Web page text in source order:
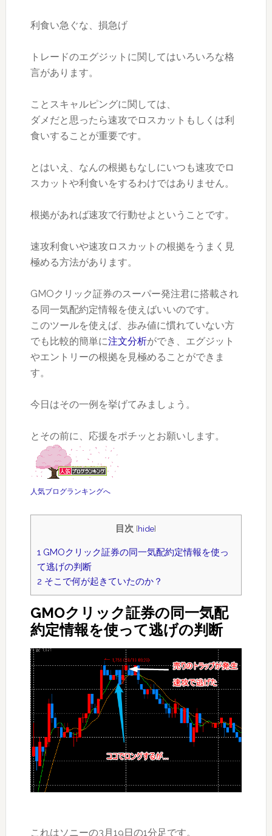
利食い急ぐな、損急げ
トレードのエグジットに関してはいろいろな格
言があります。
ことスキャルピングに関しては、
ダメだと思ったら速攻でロスカットもしくは利
食いすることが重要です。
とはいえ、なんの根拠もなしにいつも速攻でロ
スカットや利食いをするわけではありません。
根拠があれば速攻で行動せよということです。
速攻利食いや速攻ロスカットの根拠をうまく見
極める方法があります。
GMOクリック証券のスーパー発注君に搭載され
る同一気配約定情報を使えばいいのです。
このツールを使えば、歩み値に慣れていない方
でも比較的簡単に注文分析ができ、エグジット
やエントリーの根拠を見極めることができま
す。
今日はその一例を挙げてみましょう。
とその前に、応援をポチッとお願いします。
人気ブログランキングへ
目次 [hide]
1GMOクリック証券の同一気配約定情報を使っ
て逃げの判断
2そこで何が起きていたのか？
GMOクリック証券の同一気配
約定情報を使って逃げの判断
これはソニーの3月19日の1分足です。